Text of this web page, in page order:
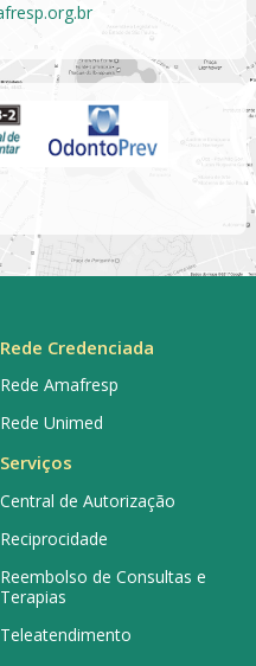
Rede Credenciada
Rede Amafresp
Rede Unimed
Serviços
Central de Autorização
Reciprocidade
Reembolso de Consultas e
Terapias
Teleatendimento